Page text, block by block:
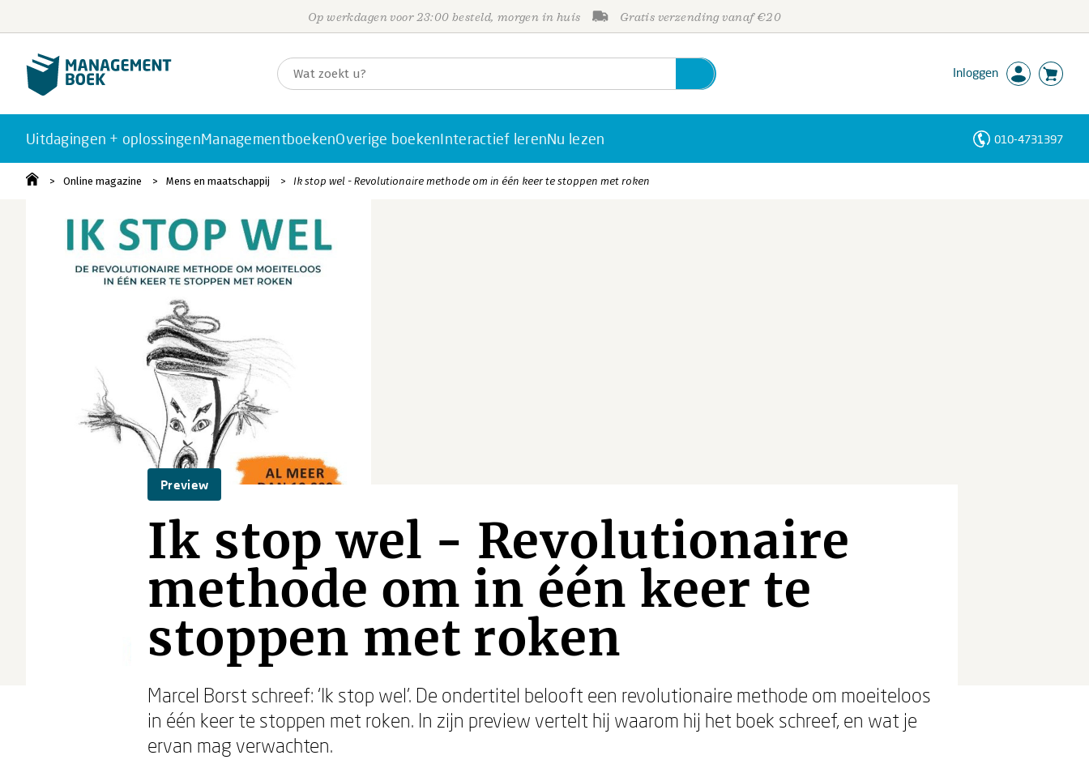
Op werkdagen voor 23:00 besteld, morgen in huis Gratis verzending vanaf €20
Inloggen
Uitdagingen + oplossingenManagementboekenOverige boekenInteractief lerenNu lezen 010-4731397
Online magazine Mens en maatschappij Ik stop wel - Revolutionaire methode om in één keer te stoppen met roken
Preview
Ik stop wel - Revolutionaire
methode om in één keer te
stoppen met roken
Marcel Borst schreef: ‘Ik stop wel’. De ondertitel belooft een revolutionaire methode om moeiteloos
in één keer te stoppen met roken. In zijn preview vertelt hij waarom hij het boek schreef, en wat je
ervan mag verwachten.
Personen